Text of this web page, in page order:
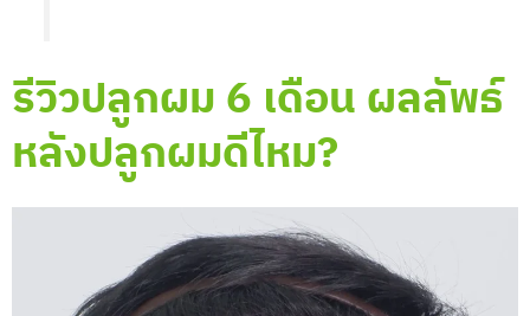
รีวิวปลูกผม 6 เดือน ผลลัพธ์
หลังปลูกผมดีไหม?